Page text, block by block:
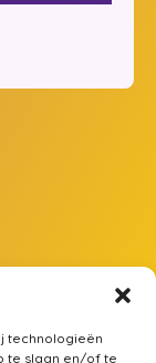
technologieën
te slaan en/of te